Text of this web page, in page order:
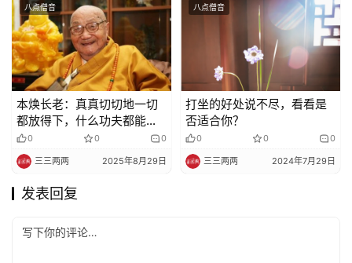
八点僧音
本焕长老：真真切切地一切
都放得下，什么功夫都能用
得好
0 0 0
三三两两 2025年8月29日
八点僧音
打坐的好处说不尽，看看是
否适合你？
0 0 0
三三两两 2024年7月29日
发表回复